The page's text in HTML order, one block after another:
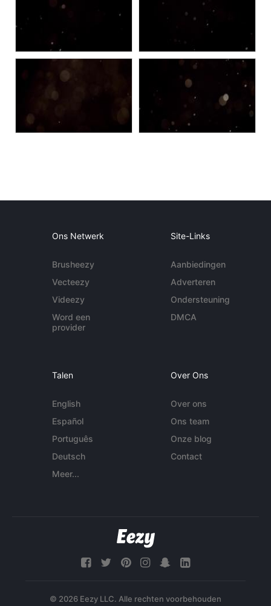
Ons Netwerk
Brusheezy
Vecteezy
Videezy
Word een
provider
Site-Links
Aanbiedingen
Adverteren
Ondersteuning
DMCA
Talen
English
Español
Português
Deutsch
Meer...
Over Ons
Over ons
Ons team
Onze blog
Contact
© 2026 Eezy LLC. Alle rechten voorbehouden